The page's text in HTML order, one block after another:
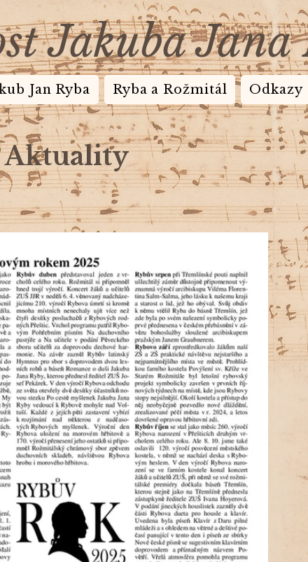
Jakuba Jana
Jan Ryba Ryba a Rožmitál Odkazy
.
Aktuality
.